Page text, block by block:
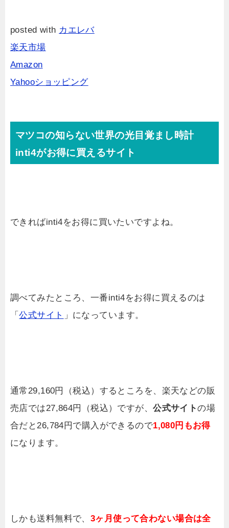
posted with カエレバ
楽天市場
Amazon
Yahooショッピング
マツコの知らない世界の光目覚まし時計
inti4がお得に買えるサイト
できればinti4をお得に買いたいですよね。
調べてみたところ、一番inti4をお得に買えるのは
「公式サイト 」になっています。
通常29,160円（税込）するところを、楽天などの販
売店では27,864円（税込）ですが、公式サイトの場
合だと26,784円で購入ができるので1,080円もお得
になります。
しかも送料無料で、 3ヶ月使って合わない場合は全